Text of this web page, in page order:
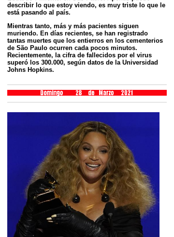
describir lo que estoy viendo, es muy triste lo que le
está pasando al país.
Mientras tanto, más y más pacientes siguen
muriendo. En días recientes, se han registrado
tantas muertes que los entierros en los cementerios
de São Paulo ocurren cada pocos minutos.
Recientemente, la cifra de fallecidos por el virus
superó los 300.000, según datos de la Universidad
Johns Hopkins.